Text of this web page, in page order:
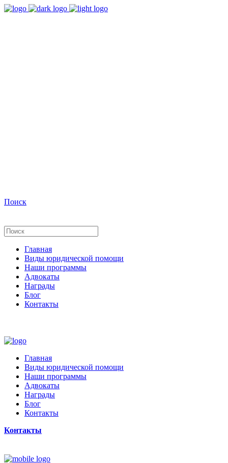
Поиск
Главная
Виды юридической помощи
Наши программы
Адвокаты
Награды
Блог
Контакты
Главная
Виды юридической помощи
Наши программы
Адвокаты
Награды
Блог
Контакты
Контакты